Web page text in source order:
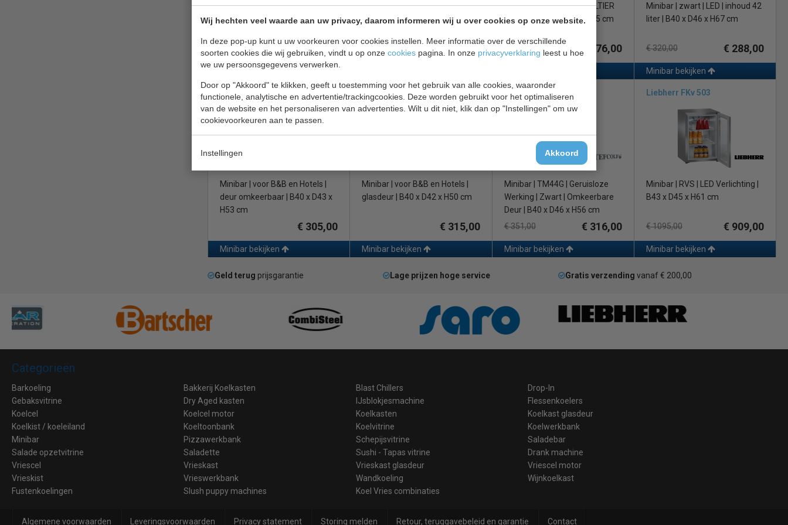
Wij hechten veel waarde aan uw privacy, daarom informeren wij u over cookies op onze website.
In deze pop-up kunt u uw voorkeuren voor cookies instellen. Meer informatie over de verschillende
soorten cookies die wij gebruiken, vindt u op onze cookies pagina. In onze privacyverklaring leest u hoe
we uw persoonsgegevens verwerken.
Door op "Akkoord" te klikken, geeft u toestemming voor het gebruik van alle cookies, waaronder
functionele, analytische en advertentie/trackingcookies. Deze worden gebruikt voor het optimaliseren
van de website en het personaliseren van advertenties. Wilt u dit niet, klik dan op "Instellingen" om uw
cookievoorkeuren aan te passen.
Instellingen Akkoord
Minibar | TM44G-1 | inhoud 35
liter | B40 x D45 x H56 cm
€ 301,00 € 256,00
Minibar bekijken
Minibar | zwart | omkeerbare
deur | inhoud 26 liter | B40 x D43
€ 259,00
MINIBAR | GLASDEUR PELTIER
KOELING | B40 x D44 x H55 cm
€ 290,00 € 276,00
Minibar | zwart | LED | inhoud 42
liter | B40 x D46 x H67 cm
€ 320,00 € 288,00
Minibar bekijken
Polar GE579
Minibar | voor B&B en Hotels |
deur omkeerbaar | B40 x D43 x
H53 cm
€ 305,00
Minibar bekijken
Polar GE819
Minibar | voor B&B en Hotels |
glasdeur | B40 x D42 x H50 cm
€ 315,00
Minibar bekijken
Tefcold TM 44 Glas
Minibar | TM44G | Geruisloze
Werking | Zwart | Omkeerbare
Deur | B40 x D46 x H56 cm
€ 351,00
€ 316,00
Minibar bekijken
Liebherr FKv 503
Minibar | RVS | LED Verlichting |
B43 x D45 x H61 cm
€ 1095,00 € 909,00
Minibar bekijken
Geld terug prijsgarantie Lage prijzen hoge service Gratis verzending vanaf € 200,00
Categorieën
Barkoeling Bakkerij Koelkasten Blast Chillers
Drop-In
Gebaksvitrine
Dry Aged kasten IJsblokjesmachine
Flessenkoelers
Koelcel
Koelcel motor Koelkasten
Koelkast glasdeur
Koelkist / koeleiland
Koeltoonbank Koelvitrine
Koelwerkbank
Minibar
Pizzawerkbank Schepijsvitrine
Saladebar
Salade opzetvitrine
Saladette Sushi - Tapas vitrine
Drank machine
Vriescel
Vrieskast Vrieskast glasdeur
Vriescel motor
Vrieskist
Vrieswerkbank Wandkoeling
Wijnkoelkast
Fustenkoelingen
Slush puppy machines Koel Vries combinaties
Algemene voorwaarden Leveringsvoorwaarden Privacy statement Storing melden Retour, teruggavebeleid en garantie Contact